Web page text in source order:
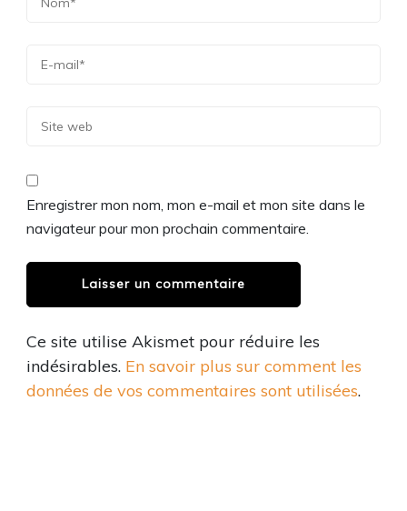
Enregistrer mon nom, mon e-mail et mon site dans le
navigateur pour mon prochain commentaire.
Ce site utilise Akismet pour réduire les
indésirables. En savoir plus sur comment les
données de vos commentaires sont utilisées.